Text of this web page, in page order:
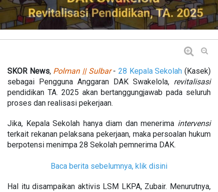
SKOR News, Polman || Sulbar-28 Kepala Sekolah (Kasek)
sebagai Pengguna Anggaran DAK Swakelola, revitalisasi
pendidikan TA. 2025 akan bertanggungjawab pada seluruh
proses dan realisasi pekerjaan.
Jika, Kepala Sekolah hanya diam dan menerima intervensi
terkait rekanan pelaksana pekerjaan, maka persoalan hukum
berpotensi menimpa 28 Sekolah pemnerima DAK.
Baca berita sebelumnya, klik disini
Hal itu disampaikan aktivis LSM LKPA, Zubair. Menurutnya,